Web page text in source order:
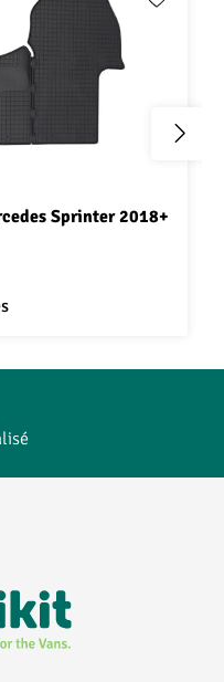
utilitaire, nous
housses en similicuir
Ce matériau
efficace vos sièges
et l’exposition aux
de vos sièges.
et ne requiert pas
pour un plus
Sprinter 2018+